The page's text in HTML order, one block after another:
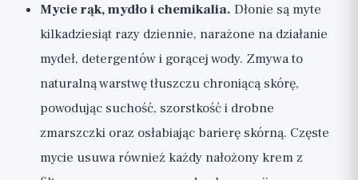
Mycie rąk, mydło i chemikalia. Dłonie są myte
kilkadziesiąt razy dziennie, narażone na działanie
mydeł, detergentów i gorącej wody. Zmywa to
naturalną warstwę tłuszczu chroniącą skórę,
powodując suchość, szorstkość i drobne
zmarszczki oraz osłabiając barierę skórną. Częste
mycie usuwa również każdy nałożony krem z